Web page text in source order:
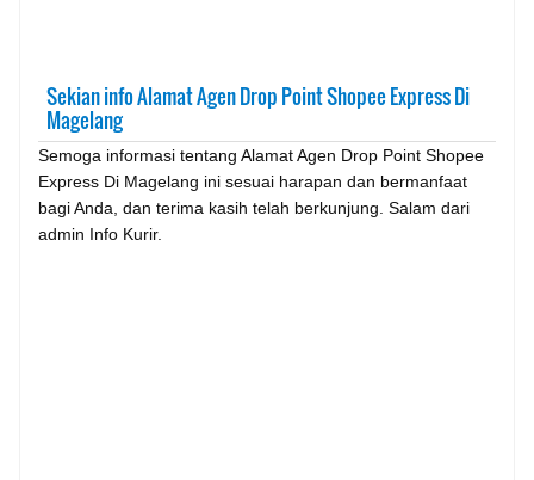
Sekian info Alamat Agen Drop Point Shopee Express Di
Magelang
Semoga informasi tentang Alamat Agen Drop Point Shopee
Express Di Magelang ini sesuai harapan dan bermanfaat
bagi Anda, dan terima kasih telah berkunjung. Salam dari
admin Info Kurir.